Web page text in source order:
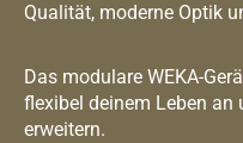
Qualität, moderne Optik
Das modulare WEKA-
flexibel deinem Leben an
erweitern.